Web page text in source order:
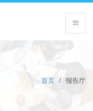
首页 / 报告厅